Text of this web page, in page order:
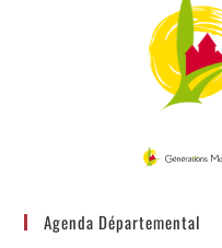
Agenda Départemental